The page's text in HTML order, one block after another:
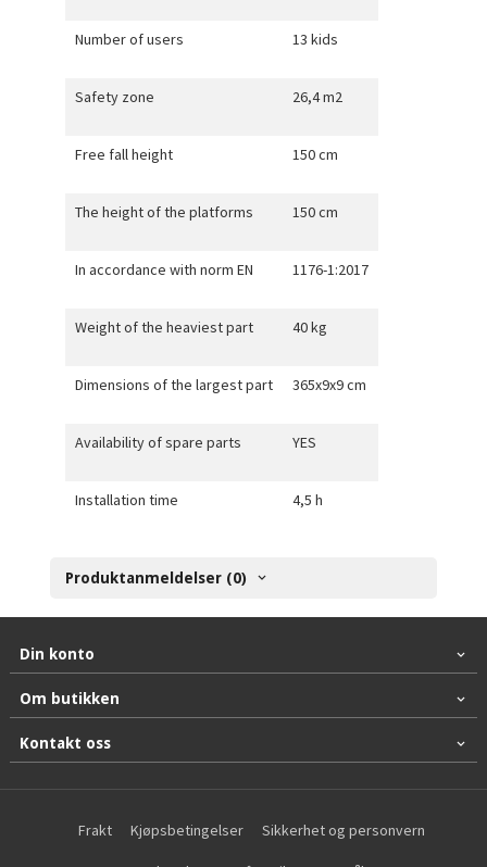
Number of users 13 kids
Safety zone 26,4 m2
Free fall height 150 cm
The height of the platforms 150 cm
In accordance with norm EN 1176-1:2017
Weight of the heaviest part 40 kg
Dimensions of the largest part 365x9x9 cm
Availability of spare parts YES
Installation time 4,5 h
Produktanmeldelser (0)
Din konto
Om butikken
Kontakt oss
Frakt Kjøpsbetingelser Sikkerhet og personvern